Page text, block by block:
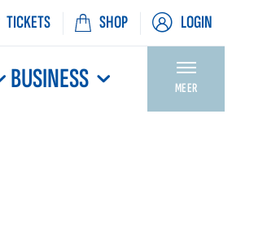
TICKETS SHOP LOGIN
BUSINESS MEER